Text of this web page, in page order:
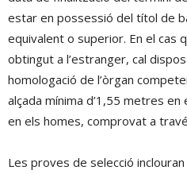
estar en possessió del títol de
equivalent o superior. En el cas
obtingut a l’estranger, cal
homologació de l’òrgan
alçada mínima d’1,55 metres en
en els homes, comprovat a
Les proves de selecció